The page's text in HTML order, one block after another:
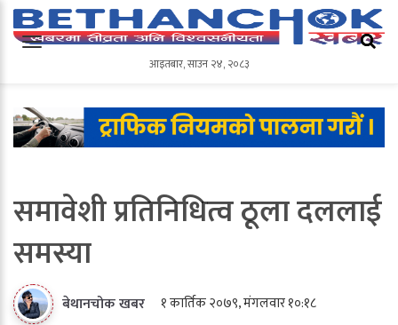
आइतबार,साउन२४,२०८३
आइतबार,साउन २४, २०८३
समावेशी प्रतिनिधित्व ठूला दललाई
समस्या
बेथानचोक खबर १ कार्तिक २०७९, मंगलवार १०:१८